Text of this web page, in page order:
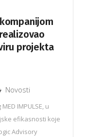
projekta
Novosti
IMPULSE, u
efikasnosti koje
Advisory